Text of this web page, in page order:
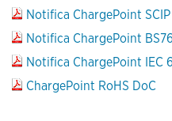
Notifica ChargePoint SCIP
Notifica ChargePoint
Notifica ChargePoint IEC
ChargePoint RoHS DoC